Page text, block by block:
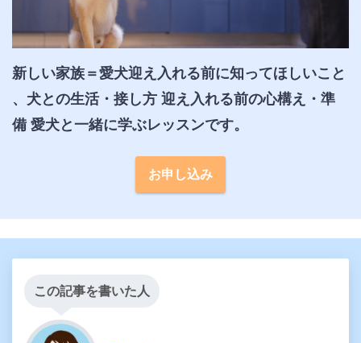
新しい家族＝愛犬迎え入れる前に知ってほしいこと
、犬との生活・接し方 迎え入れる前の心構え・準
備 愛犬と一緒に学ぶレッスンです。
お申し込み
この記事を書いた人